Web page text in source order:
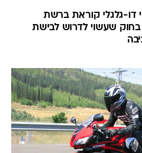
דו-גלגלי קוראת ברשת
שעשוי לדרוש לבישת